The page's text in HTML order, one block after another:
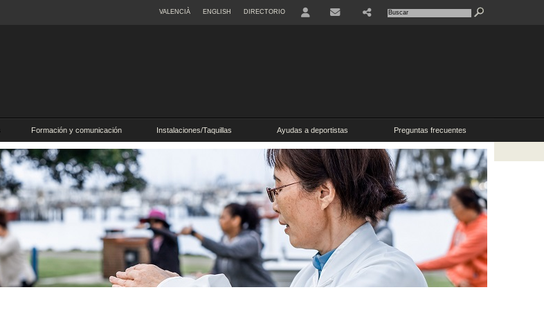
VALENCIÀ ENGLISH DIRECTORIO
Formación y comunicación Instalaciones/Taquillas Ayudas a deportistas Preguntas frecuentes